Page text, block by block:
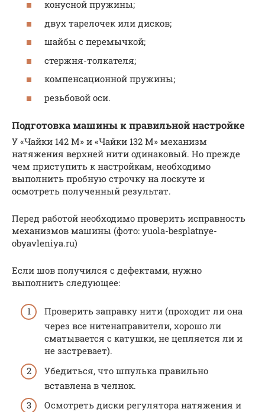
конусной пружины;
двух тарелочек или дисков;
шайбы с перемычкой;
стержня-толкателя;
компенсационной пружины;
резьбовой оси.
Подготовка машины к правильной настройке
У «Чайки 142 М» и «Чайки 132 М» механизм
натяжения верхней нити одинаковый. Но прежде
чем приступить к настройкам, необходимо
выполнить пробную строчку на лоскуте и
осмотреть полученный результат.
Перед работой необходимо проверить исправность
механизмов машины (фото: yuola-besplatnye-
obyavleniya.ru)
Если шов получился с дефектами, нужно
выполнить следующее:
Проверить заправку нити (проходит ли она
через все нитенаправители, хорошо ли
сматывается с катушки, не цепляется ли и
не застревает).
Убедиться, что шпулька правильно
вставлена в челнок.
Осмотреть диски регулятора натяжения и